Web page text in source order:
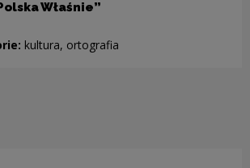
Właśnie”
kultura, ortografia
slajd
slajd